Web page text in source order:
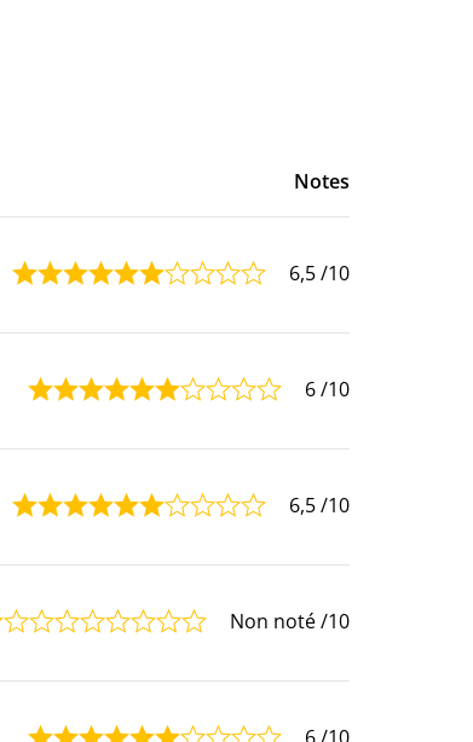
Notes
6,5/10
6/10
6,5/10
Non noté/10